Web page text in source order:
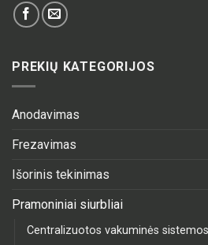
PREKIŲ KATEGORIJOS
Anodavimas
Frezavimas
Išorinis tekinimas
Pramoniniai siurbliai
Centralizuotos vakuminės sistemos